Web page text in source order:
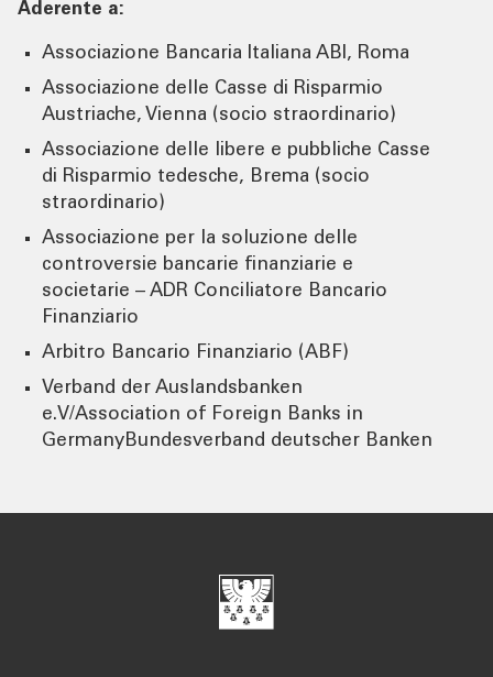
Aderente a:
Associazione Bancaria Italiana ABI, Roma
Associazione delle Casse di Risparmio
Austriache, Vienna (socio straordinario)
Associazione delle libere e pubbliche Casse
di Risparmio tedesche, Brema (socio
straordinario)
Associazione per la soluzione delle
controversie bancarie finanziarie e
societarie – ADR Conciliatore Bancario
Finanziario
Arbitro Bancario Finanziario (ABF)
Verband der Auslandsbanken
e.V/Association of Foreign Banks in
GermanyBundesverband deutscher Banken